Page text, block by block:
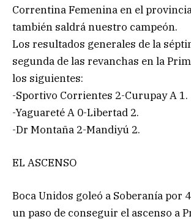
Correntina Femenina en el
también saldrá nuestro campeón.
Los resultados generales de la
segunda de las revanchas en la
los siguientes:
-Sportivo Corrientes 2-Curupay A 1.
-Yaguareté A 0-Libertad 2.
-Dr Montaña 2-Mandiyú 2.
EL ASCENSO
Boca Unidos goleó a Soberanía por
un paso de conseguir el ascenso a